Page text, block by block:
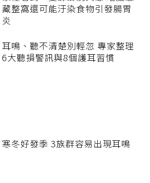
藏整窩還可能汙染食物引發腸胃
炎
耳鳴、聽不清楚別輕忽 專家整理
6大聽損警訊與8個護耳習慣
寒冬好發季 3族群容易出現耳鳴